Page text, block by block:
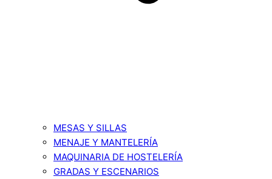
MESAS Y SILLAS
MENAJE Y MANTELERÍA
MAQUINARIA DE HOSTELERÍA
GRADAS Y ESCENARIOS